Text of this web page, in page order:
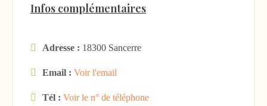
Infos complémentaires
Adresse : 18300 Sancerre
Email : Voir l'email
Tél : Voir le n° de téléphone